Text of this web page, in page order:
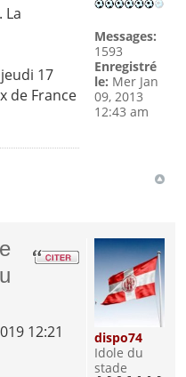
La
17
de France
Messages:
1593
Enregistré
le: Mer Jan
09, 2013
12:43 am
12:21
dispo74
Idole du
stade